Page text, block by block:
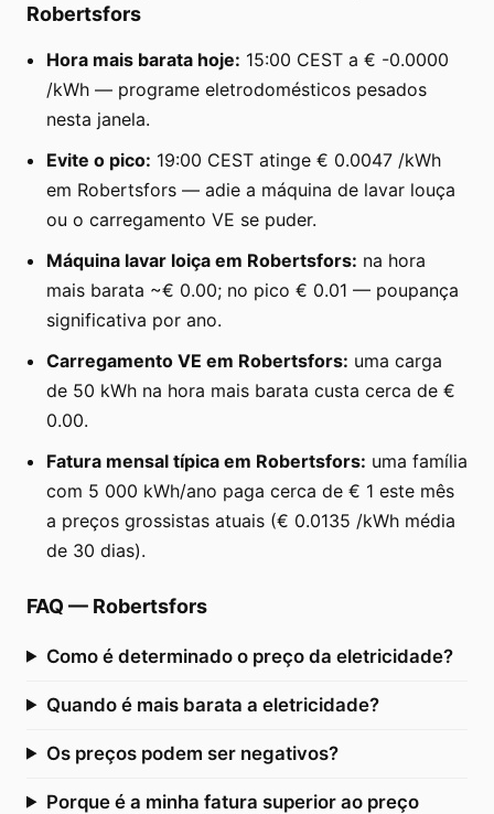
Robertsfors
Hora mais barata hoje: 15:00 CEST a € -0.0000
/kWh — programe eletrodomésticos pesados
nesta janela.
Evite o pico: 19:00 CEST atinge € 0.0047 /kWh
em Robertsfors — adie a máquina de lavar louça
ou o carregamento VE se puder.
Máquina lavar loiça em Robertsfors: na hora
mais barata ~€ 0.00; no pico € 0.01 — poupança
significativa por ano.
Carregamento VE em Robertsfors: uma carga
de 50 kWh na hora mais barata custa cerca de €
0.00.
Fatura mensal típica em Robertsfors: uma família
com 5 000 kWh/ano paga cerca de € 1 este mês
a preços grossistas atuais (€ 0.0135 /kWh média
de 30 dias).
FAQ — Robertsfors
Como é determinado o preço da eletricidade?
Quando é mais barata a eletricidade?
Os preços podem ser negativos?
Porque é a minha fatura superior ao preço